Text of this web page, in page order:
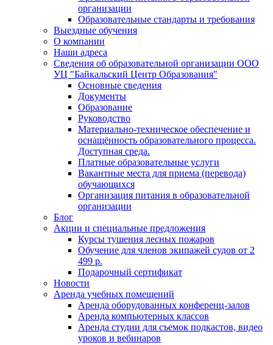
организации
Образовательные стандарты и требования
Выездные обучения
О компании
Наши адреса
Сведения об образовательной организации ООО
УЦ "Байкальский Центр Образования"
Основные сведения
Документы
Образование
Руководство
Материально-техническое обеспечение и
оснащённость образовательного процесса.
Доступная среда.
Платные образовательные услуги
Вакантные места для приема (перевода)
обучающихся
Организация питания в образовательной
организации
Блог
Акции и специальные предложения
Курсы тушения лесных пожаров
Обучение для членов экипажей судов от 2
499 р.
Подарочный сертификат
Новости
Аренда учебных помещений
Аренда оборудованных конференц-залов
Аренда компьютерных классов
Аренда студии для съемок подкастов, видео
уроков и вебинаров